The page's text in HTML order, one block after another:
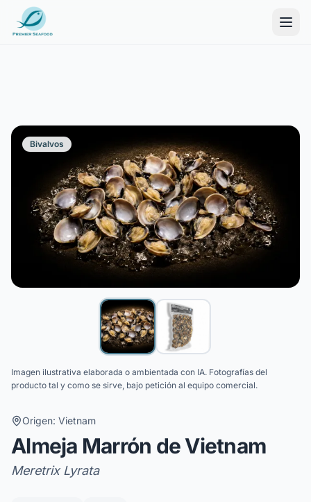
Bivalvos
Imagen ilustrativa elaborada o ambientada con IA. Fotografías del
producto tal y como se sirve, bajo petición al equipo comercial.
Origen: Vietnam
Almeja Marrón de Vietnam
Meretrix Lyrata